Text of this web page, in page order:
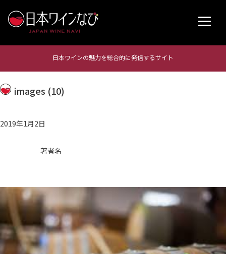
日本ワインの魅力を総合的に発信するサイト
images (10)
2019年1月2日
著者名